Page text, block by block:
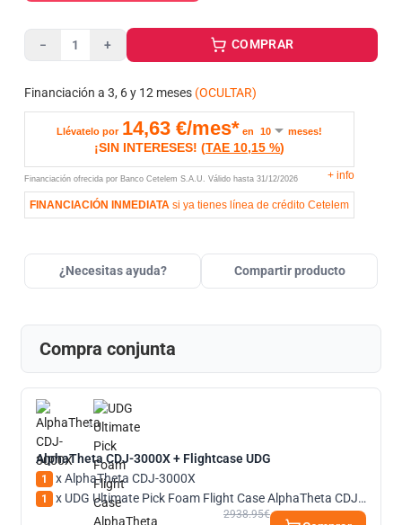
− + COMPRAR
Financiación a 3, 6 y 12 meses (OCULTAR)
Llévatelo por 14,63 €/mes* en meses!
¡SIN INTERESES! (TAE 10,15 %)
Financiación ofrecida por Banco Cetelem S.A.U. Válido hasta 31/12/2026 + info
FINANCIACIÓN INMEDIATA si ya tienes línea de crédito Cetelem
¿Necesitas ayuda? Compartir producto
Compra conjunta
+
AlphaTheta CDJ-3000X + Flightcase UDG
1 x AlphaTheta CDJ-3000X
1 x UDG Ultimate Pick Foam Flight Case AlphaTheta CDJ-3000X
2938.95€